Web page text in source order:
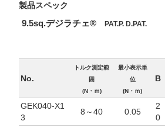
製品スペック
9.5sq.デジラチェ® PAT.P. D.PAT.
No.
トルク測定範
囲
(N・ｍ)
最小表示単
位
(N・ｍ)
B
GEK040-X1
3
8～40 0.05
2
0